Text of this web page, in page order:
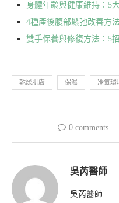
身體年齡與健康維持：5
4種產後腹部鬆弛改善方
雙手保養與修復方法：5
乾燥肌膚 保濕 冷氣環
0 comments
吳芮醫師
吳芮醫師